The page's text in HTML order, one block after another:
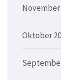
November
Oktober